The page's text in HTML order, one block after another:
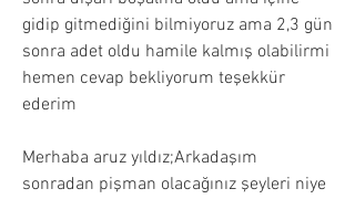
gidip gitmediğini bilmiyoruz ama 2,3 gün
sonra adet oldu hamile kalmış olabilirmi
hemen cevap bekliyorum teşekkür
ederim
Merhaba aruz yıldız;Arkadaşım
sonradan pişman olacağınız şeyleri niye